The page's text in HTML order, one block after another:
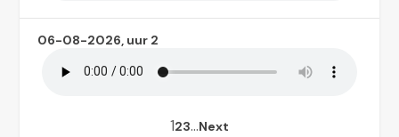
06-08-2026, uur 2
123…Next